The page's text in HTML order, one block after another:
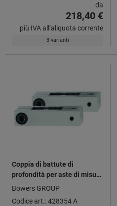
da
218,40 €
più IVA all’aliquota corrente
3 varianti
Coppia di battute di
profondità per aste di misura
n. art. 428350, Modello: A
Bowers GROUP
Codice art.: 428354 A